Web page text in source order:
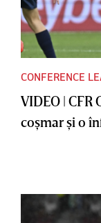
CONFERENCE
VIDEO | CFR
coşmar şi o